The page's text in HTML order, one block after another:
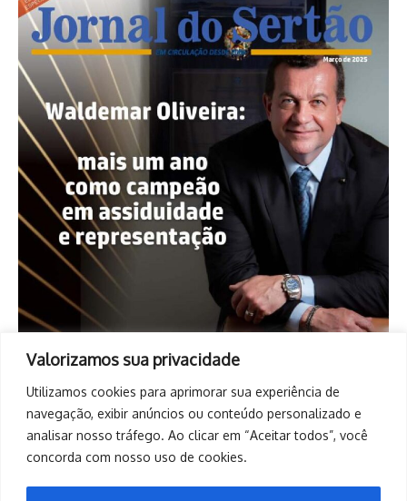
Valorizamos sua privacidade
Utilizamos cookies para aprimorar sua experiência de
navegação, exibir anúncios ou conteúdo personalizado e
analisar nosso tráfego. Ao clicar em “Aceitar todos”, você
concorda com nosso uso de cookies.